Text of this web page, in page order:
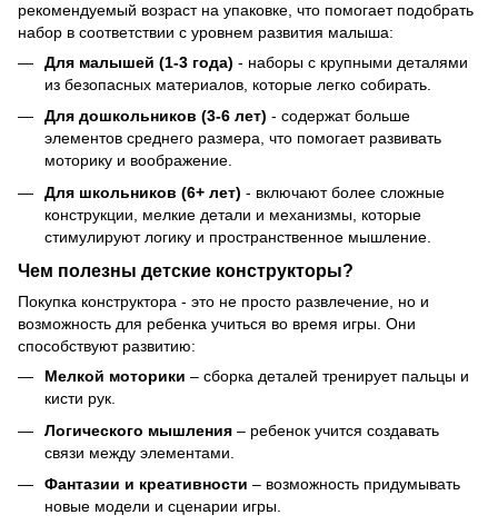
рекомендуемый возраст на упаковке, что помогает подобрать
набор в соответствии с уровнем развития малыша:
Для малышей (1-3 года) - наборы с крупными деталями
из безопасных материалов, которые легко собирать.
Для дошкольников (3-6 лет) - содержат больше
элементов среднего размера, что помогает развивать
моторику и воображение.
Для школьников (6+ лет) - включают более сложные
конструкции, мелкие детали и механизмы, которые
стимулируют логику и пространственное мышление.
Чем полезны детские конструкторы?
Покупка конструктора - это не просто развлечение, но и
возможность для ребенка учиться во время игры. Они
способствуют развитию:
Мелкой моторики – сборка деталей тренирует пальцы и
кисти рук.
Логического мышления – ребенок учится создавать
связи между элементами.
Фантазии и креативности – возможность придумывать
новые модели и сценарии игры.